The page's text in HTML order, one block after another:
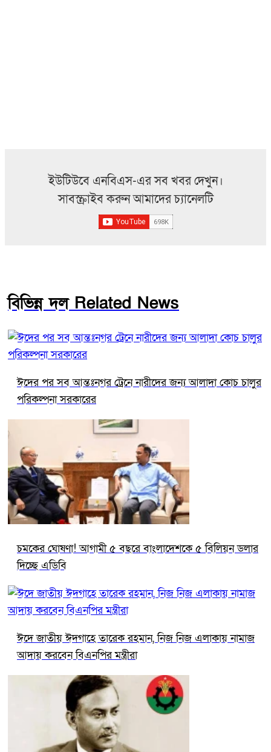
ইউটিউবে এনবিএস-এর সব খবর দেখুন।
সাবস্ক্রাইব করুন আমাদের চ্যানেলটি
বিভিন্ন দল Related News
ঈদের পর সব আন্তঃনগর ট্রেনে নারীদের জন্য আলাদা কোচ চালুর
পরিকল্পনা সরকারের
চমকের ঘোষণা! আগামী ৫ বছরে বাংলাদেশকে ৫ বিলিয়ন ডলার
দিচ্ছে এডিবি
ঈদে জাতীয় ঈদগাহে তারেক রহমান, নিজ নিজ এলাকায় নামাজ
আদায় করবেন বিএনপির মন্ত্রীরা